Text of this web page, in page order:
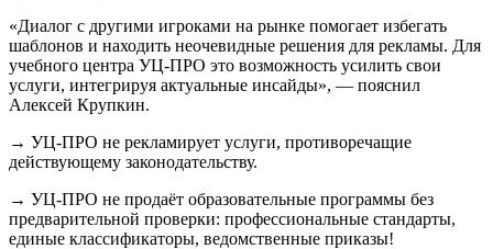
«Диалог с другими игроками на рынке помогает избегать
шаблонов и находить неочевидные решения для рекламы. Для
учебного центра УЦ-ПРО это возможность усилить свои
услуги, интегрируя актуальные инсайды», — пояснил
Алексей Крупкин.
→ УЦ-ПРО не рекламирует услуги, противоречащие
действующему законодательству.
→ УЦ-ПРО не продаёт образовательные программы без
предварительной проверки: профессиональные стандарты,
единые классификаторы, ведомственные приказы!